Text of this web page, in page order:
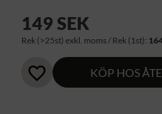
149 SEK
Rek (>25st) exkl. moms / Rek (1st):
KÖP HOS